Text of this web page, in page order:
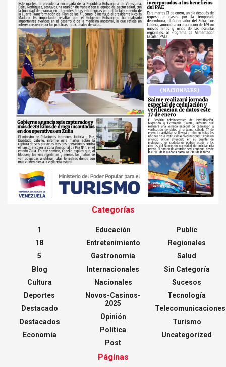
Categorías
1
18
5
Blog
Cultura
Deportes
Destacado
Destacados
Economía
Educación
Entretenimiento
Gastronomia
Internacionales
Nacionales
Novos-Casinos-
2025
Opinión
Política
Post
Public
Regionales
Salud
Sin Categoría
Sucesos
Tecnología
Telecomunicaciones
Turismo
Uncategorized
Páginas